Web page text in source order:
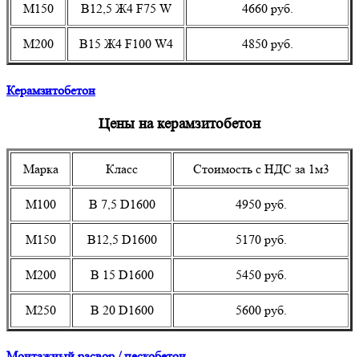
М150 В12,5 Ж4 F75 W 4660 руб.
М200 В15 Ж4 F100 W4 4850 руб.
Керамзитобетон
Цены на керамзитобетон
Марка Класс Стоимость с НДС за 1м3
М100 В 7,5 D1600 4950 руб.
М150 В12,5 D1600 5170 руб.
М200 В 15 D1600 5450 руб.
М250 В 20 D1600 5600 руб.